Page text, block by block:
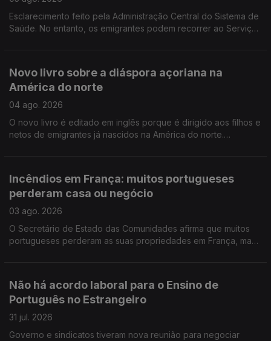
Esclarecimento feito pela Administração Central do Sistema de
Saúde. No entanto, os emigrantes podem recorrer ao Serviço
Novo livro sobre a diáspora açoriana na
América do norte
04 ago. 2026
O novo livro é editado em inglês porque é dirigido aos filhos e
netos de emigrantes já nascidos na América do norte.
Incêndios em França: muitos portugueses
perderam casa ou negócio
03 ago. 2026
O Secretário de Estado das Comunidades afirma que muitos
portugueses perderam as suas propriedades em França, mas
Não há acordo laboral para o Ensino de
Português no Estrangeiro
31 jul. 2026
Governo e sindicatos tiveram nova reunião para negociar